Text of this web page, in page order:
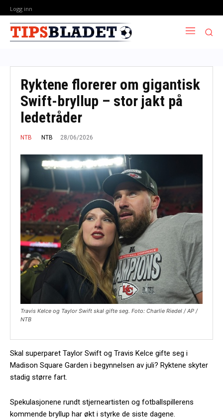
Logg inn
Ryktene florerer om gigantisk
Swift-bryllup – stor jakt på
ledetråder
NTB NTB 28/06/2026
Travis Kelce og Taylor Swift skal gifte seg. Foto: Charlie Riedel / AP /
NTB
Skal superparet Taylor Swift og Travis Kelce gifte seg i
Madison Square Garden i begynnelsen av juli? Ryktene skyter
stadig større fart.
Spekulasjonene rundt stjerneartisten og fotballspillerens
kommende bryllup har økt i styrke de siste dagene.